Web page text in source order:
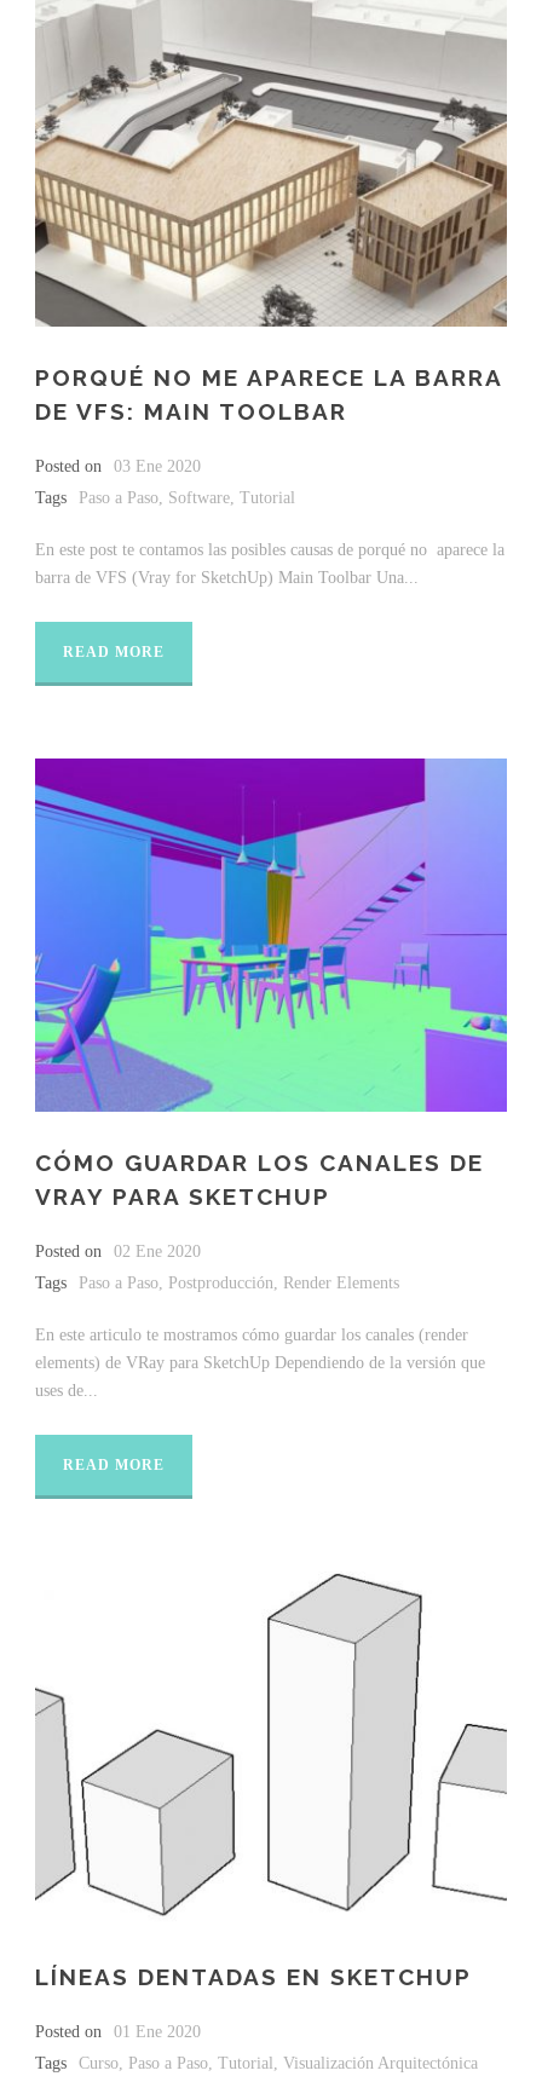
PORQUÉ NO ME APARECE LA BARRA
DE VFS: MAIN TOOLBAR
Posted on
03 Ene 2020
Tags
Paso a Paso Software Tutorial
En este post te contamos las posibles causas de porqué no aparece la
barra de VFS (Vray for SketchUp) Main Toolbar Una...
READ MORE
CÓMO GUARDAR LOS CANALES DE
VRAY PARA SKETCHUP
Posted on
02 Ene 2020
Tags
Paso a Paso, Postproducción, Render Elements
En este articulo te mostramos cómo guardar los canales (render
elements) de VRay para SketchUp Dependiendo de la versión que
uses de...
READ MORE
LÍNEAS DENTADAS EN SKETCHUP
Posted on
01 Ene 2020
Tags
Curso Paso a Paso Tutorial Visualización Arquitectónica